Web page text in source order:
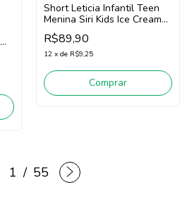
Short Leticia Infantil Teen
Menina Siri Kids Ice Cream
40063 (Rosa/Pink)
R$89,90
12 x de R$9,25
Comprar
1 / 55